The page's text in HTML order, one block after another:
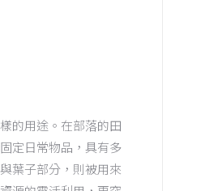
的用途。在部落的田
定日常物品，具有多
葉子部分，則被用來